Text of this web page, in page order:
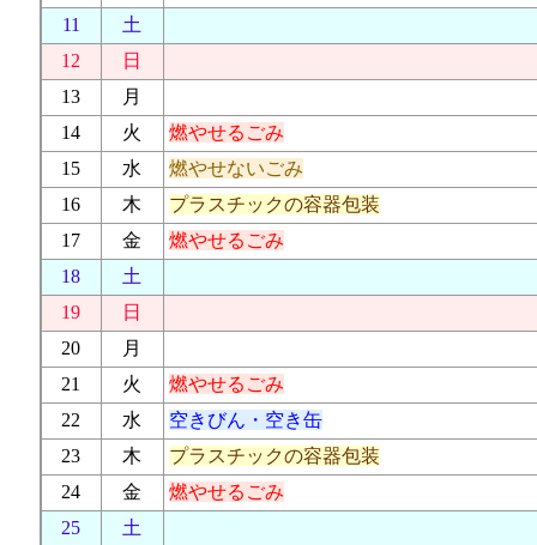
11
土
12
日
13
月
14
火
燃やせるごみ
15
水
燃やせないごみ
16
木
プラスチックの容器包装
17
金
燃やせるごみ
18
土
19
日
20
月
21
火
燃やせるごみ
22
水
空きびん・空き缶
23
木
プラスチックの容器包装
24
金
燃やせるごみ
25
土